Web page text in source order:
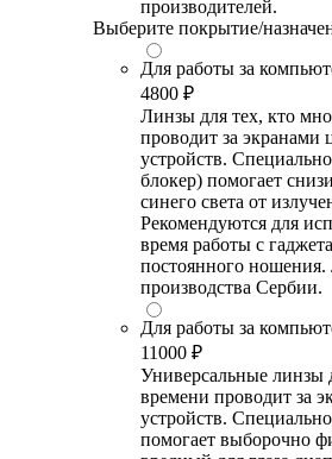
производителей.
Выберите покрытие/
Для работы за
4800 ₽
Линзы для тех, кто
проводит за экранами
устройств.
блокер) помогает
синего света от
Рекомендуются для
время работы с
постоянного
производства Сербии.
Для работы за
11000 ₽
Универсальные линзы
времени проводит за
устройств.
помогает выборочно